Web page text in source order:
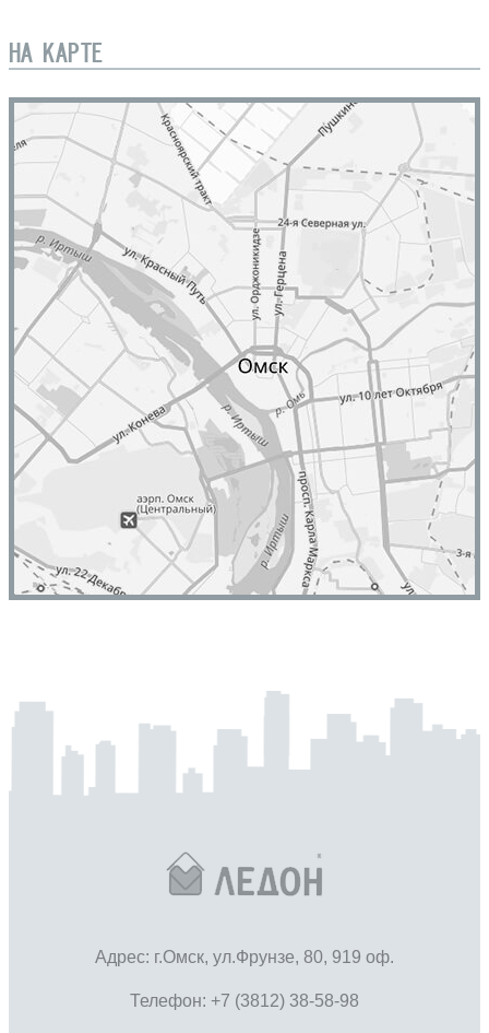
НА КАРТЕ
Адрес: г.Омск, ул.Фрунзе, 80, 919 оф.
Телефон: +7 (3812) 38-58-98